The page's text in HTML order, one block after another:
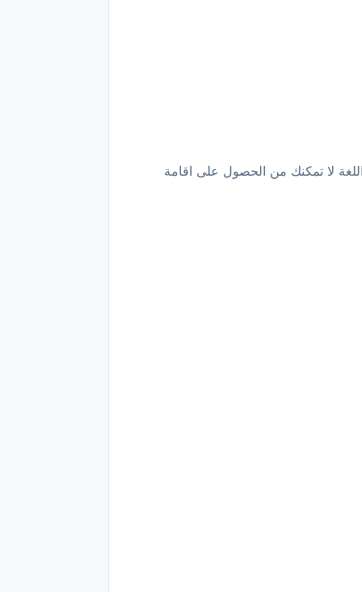
لا تمكنك من الحصول على اقامة